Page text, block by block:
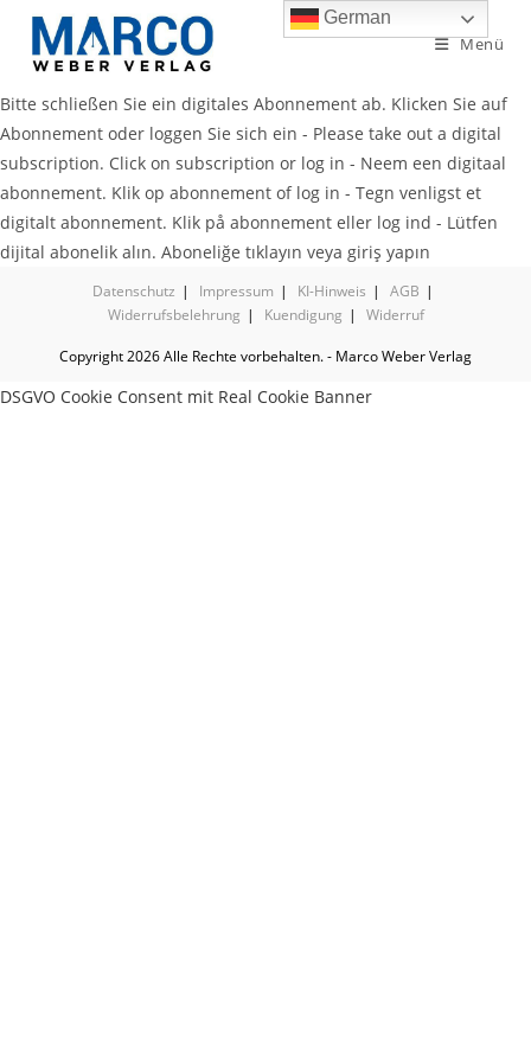
Menü
Bitte schließen Sie ein digitales Abonnement ab. Klicken Sie auf
Abonnement oder loggen Sie sich ein - Please take out a digital
subscription. Click on subscription or log in - Neem een digitaal
abonnement. Klik op abonnement of log in - Tegn venligst et
digitalt abonnement. Klik på abonnement eller log ind - Lütfen
dijital abonelik alın. Aboneliğe tıklayın veya giriş yapın
Datenschutz Impressum KI-Hinweis
AGB
Widerrufsbelehrung
Kuendigung Widerruf
Copyright 2026 Alle Rechte vorbehalten. - Marco Weber Verlag
German
DSGVO Cookie Consent mit Real Cookie Banner